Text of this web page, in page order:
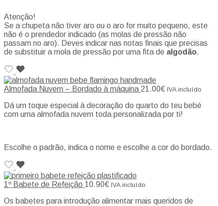
Atenção!
Se a chupeta não tiver aro ou o aro for muito pequeno, este
não é o prendedor indicado (as molas de pressão não
passam no aro). Deves indicar nas notas finais que precisas
de substituir a mola de pressão por uma fita de algodão.
Almofada Nuvem – Bordado à máquina 21.00€ IVA incluído
Dá um toque especial à decoração do quarto do teu bebé
com uma almofada nuvem toda personalizada por ti!
Escolhe o padrão, indica o nome e escolhe a cor do bordado.
1º Babete de Refeição 10.90€ IVA incluído
Os babetes para introdução alimentar mais queridos de